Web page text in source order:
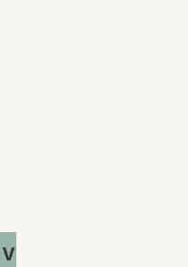
Vis produkt